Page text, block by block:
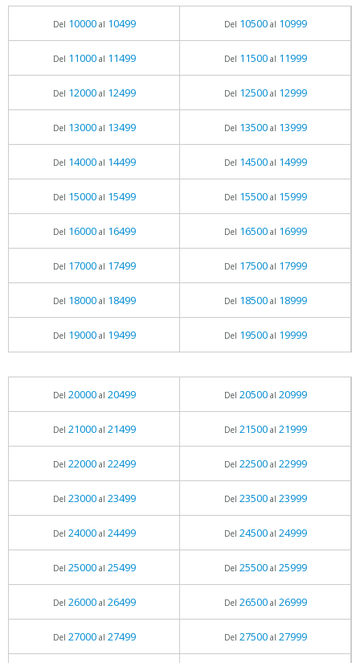
Del 10000al 10499 Del 10500al 10999
Del 11000al 11499 Del 11500al 11999
Del 12000al 12499 Del 12500al 12999
Del 13000al 13499 Del 13500al 13999
Del 14000al 14499 Del 14500al 14999
Del 15000al 15499 Del 15500al 15999
Del 16000al 16499 Del 16500al 16999
Del 17000al 17499 Del 17500al 17999
Del 18000al 18499 Del 18500al 18999
Del 19000al 19499 Del 19500al 19999
Del 20000al 20499 Del 20500al 20999
Del 21000al 21499 Del 21500al 21999
Del 22000al 22499 Del 22500al 22999
Del 23000al 23499 Del 23500al 23999
Del 24000al 24499 Del 24500al 24999
Del 25000al 25499 Del 25500al 25999
Del 26000al 26499 Del 26500al 26999
Del 27000al 27499 Del 27500al 27999